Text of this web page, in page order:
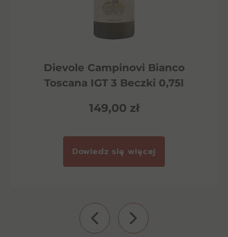
Dievole Campinovi Bianco
Toscana IGT 3 Beczki 0,75l
149,00 zł
Dowiedz się więcej